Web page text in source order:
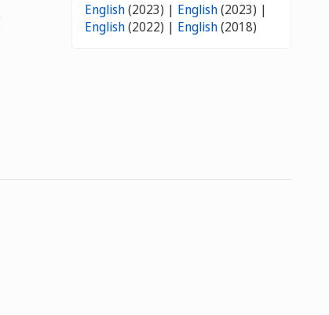
English(2023) | English(2023) |
English(2022) | English(2018)